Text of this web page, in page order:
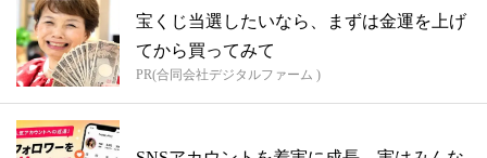
宝くじ当選したいなら、まずは金運を上げ
てから買ってみて
PR(合同会社デジタルファーム )